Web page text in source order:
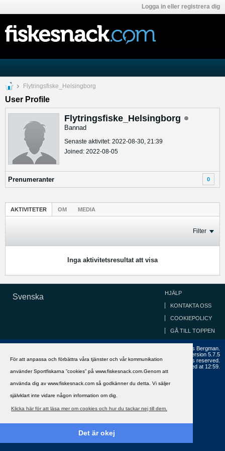
För att anpassa och förbättra våra tjänster och vår kommunikation
använder Sportfiskarna ”cookies” på www.fiskesnack.com.Genom att
använda dig av www.fiskesnack.com så godkänner du detta. Vi säljer
självklart inte vidare någon information om dig.
Klicka här för att läsa mer om cookies och hur du tackar nej till dem.
Det är okej
Logga in eller registrera dig
Flytringsfiske_Helsingborg
User Profile
Flytringsfiske_Helsingborg
Bannad
Senaste aktivitet: 2022-08-30, 21:39
Joined: 2022-08-05
Prenumeranter 0
AKTIVITETER OM MEDIA
Filter
Inga aktivitetsresultat att visa
Svenska HJÄLP
KONTAKTA OSS
COOKIEPOLICY
GÅ TILL TOPPEN
Copyright ©2002 - 2021, FiskeSnack.com. Grundad 2002 av Anders Bergman.
Version 5.7.5
Copyright © 2026 MH Sub I, LLC dba vBulletin. All rights reserved.
All times are GMT+1. This page was generated at 12:59.